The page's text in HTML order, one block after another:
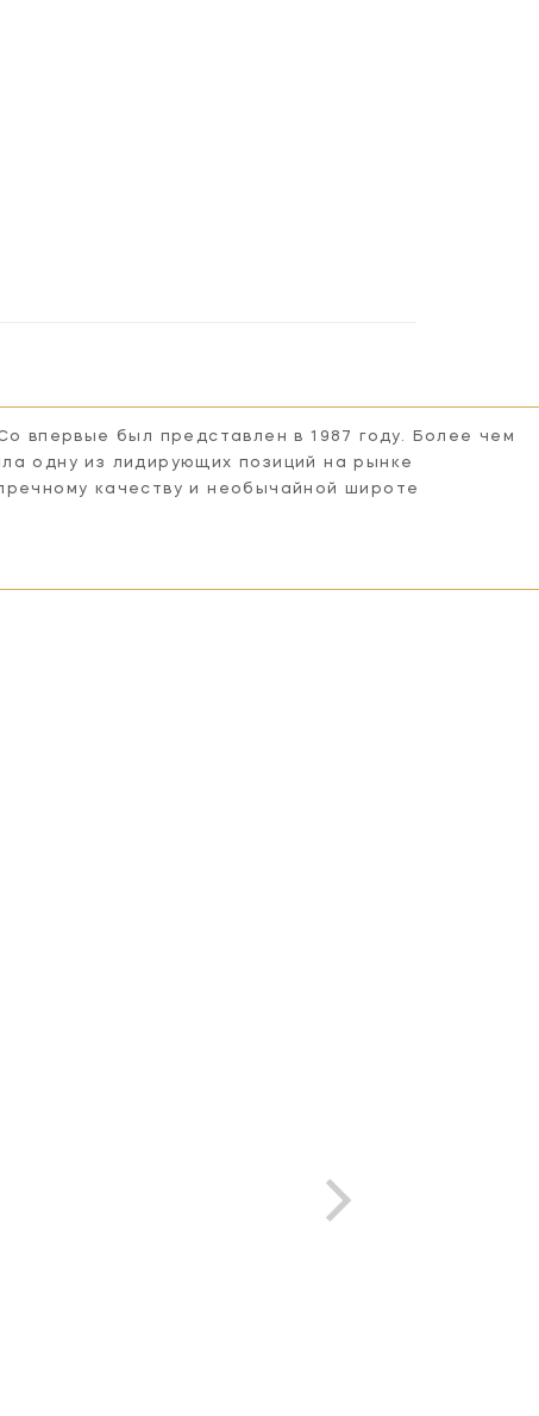
впервые был представлен в 1987 году. Более чем
одну из лидирующих позиций на рынке
качеству и необычайной широте